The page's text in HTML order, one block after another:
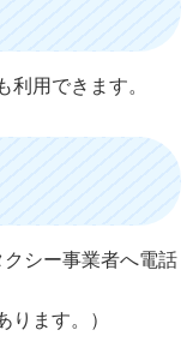
用できます。
シー事業者へ電話
ります。）